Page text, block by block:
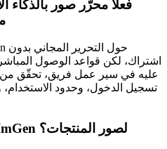
اشتراك، لكن قواعد الوصول
عليه في سير عمل فريق، تحقّق من
تسجيل الدخول، وحدود الاستخدام،
هل يمكنني استخدام FreeImGen لصور المنتجات؟